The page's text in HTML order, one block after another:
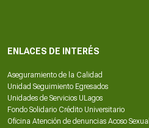
ENLACES DE INTERÉS
Aseguramiento de la Calidad
Unidad Seguimiento Egresados
Unidades de Servicios ULagos
Fondo Solidario Crédito Universitario
Oficina Atención de denuncias Acoso Sexual